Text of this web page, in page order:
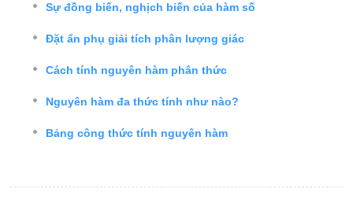
Sự đồng biến, nghịch biến của hàm số
Đặt ẩn phụ giải tích phân lượng giác
Cách tính nguyên hàm phân thức
Nguyên hàm đa thức tính như nào?
Bảng công thức tính nguyên hàm